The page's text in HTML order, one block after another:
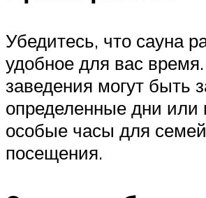
Убедитесь, что сауна
удобное для вас
заведения могут быть
определенные дни или
особые часы для
посещения.